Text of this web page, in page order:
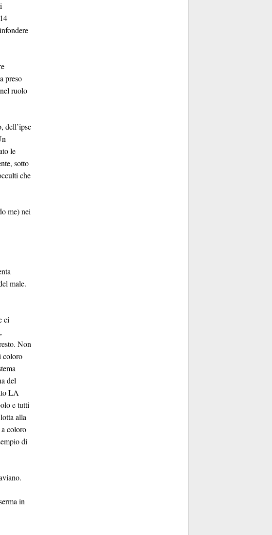
preso
ruolo
dell’ipse
le
sotto
che
me) nei
male.
ci
Non
coloro
del
LA
e tutti
alla
coloro
di
in